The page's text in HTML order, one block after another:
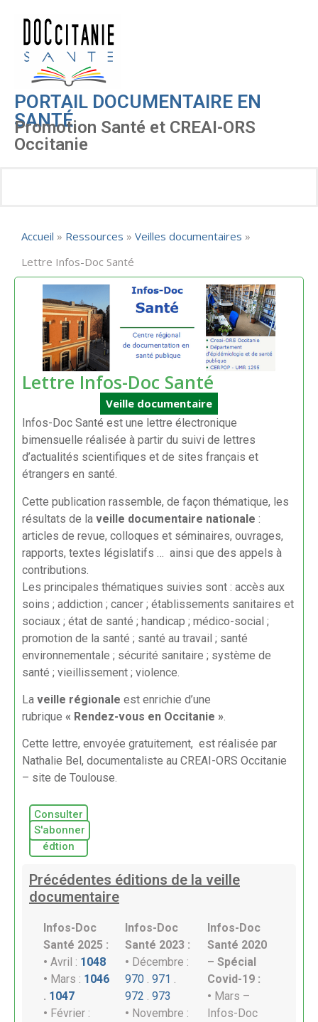
PORTAIL DOCUMENTAIRE EN
SANTÉ
Promotion Santé et CREAI-ORS
Occitanie
Accueil » Ressources » Veilles documentaires »
Lettre Infos-Doc Santé
Lettre Infos-Doc Santé
Veille documentaire
Infos-Doc Santé est une lettre électronique
bimensuelle réalisée à partir du suivi de lettres
d’actualités scientifiques et de sites français et
étrangers en santé.
Cette publication rassemble, de façon thématique, les
résultats de la veille documentaire nationale :
articles de revue, colloques et séminaires, ouvrages,
rapports, textes législatifs … ainsi que des appels à
contributions.
Les principales thématiques suivies sont : accès aux
soins ; addiction ; cancer ; établissements sanitaires et
sociaux ; état de santé ; handicap ; médico-social ;
promotion de la santé ; santé au travail ; santé
environnementale ; sécurité sanitaire ; système de
santé ; vieillissement ; violence.
La veille régionale est enrichie d’une
rubrique « Rendez-vous en Occitanie ».
Cette lettre, envoyée gratuitement, est réalisée par
Nathalie Bel, documentaliste au CREAI-ORS Occitanie
– site de Toulouse.
Consulter
la
dernière
édtion
S'abonner
Précédentes éditions de la veille
documentaire
Infos-Doc
Santé 2025 :
• Avril : 1048
• Mars : 1046
. 1047
• Février :
Infos-Doc
Santé 2023 :
• Décembre :
970 .971
972 .973
• Novembre :
Infos-Doc
Santé 2020
– Spécial
Covid-19 :
• Mars –
Infos-Doc